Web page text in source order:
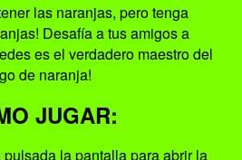
las naranjas, pero tenga
Desafía a tus amigos a
es el verdadero maestro del
de naranja!
JUGAR:
la pantalla para abrir la